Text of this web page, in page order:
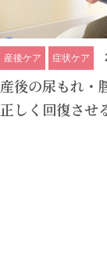
産後ケア 症状ケア
産後の尿もれ・
正しく回復させ